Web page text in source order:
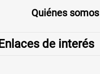
Quiénes somos
Enlaces de interés